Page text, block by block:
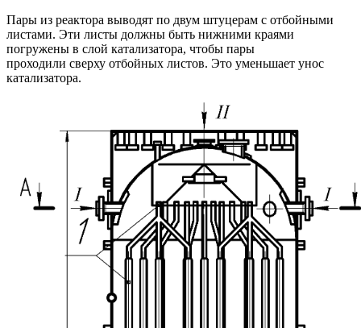
Пары из реактора выводят по двум штуцерам с отбойными
листами. Эти листы должны быть нижними краями
погружены в слой катализатора, чтобы пары
проходили сверху отбойных листов. Это уменьшает унос
катализатора.